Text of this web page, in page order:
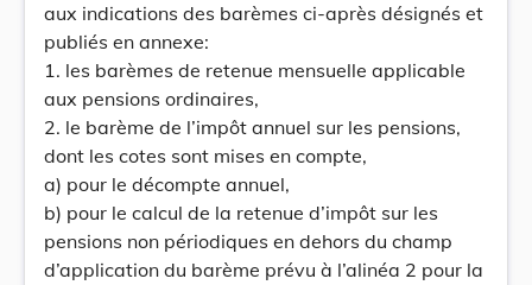
aux indications des barèmes ci-après désignés et
publiés en annexe:
1. les barèmes de retenue mensuelle applicable
aux pensions ordinaires,
2. le barème de l’impôt annuel sur les pensions,
dont les cotes sont mises en compte,
a) pour le décompte annuel,
b) pour le calcul de la retenue d’impôt sur les
pensions non périodiques en dehors du champ
d’application du barème prévu à l’alinéa 2 pour la